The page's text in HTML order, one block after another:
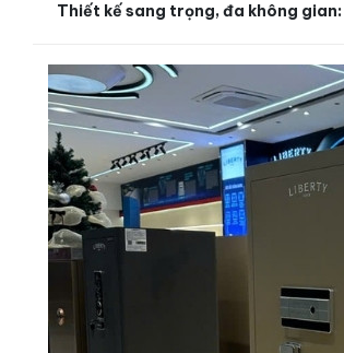
Thiết kế sang trọng, đa không gian: